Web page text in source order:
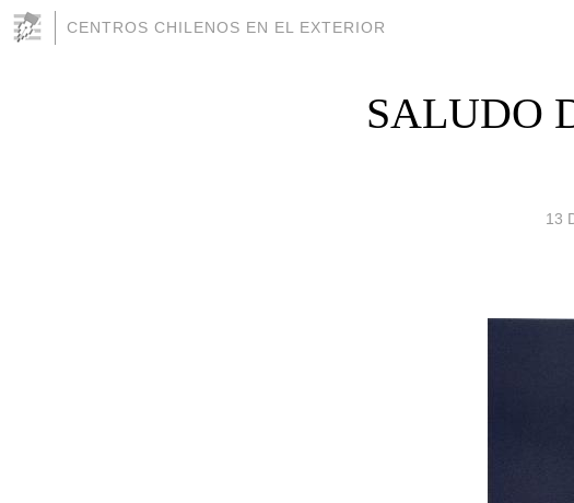
CENTROS CHILENOS EN EL EXTERIOR
SALUDO
13